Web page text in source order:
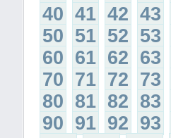
40 41 42 43
50 51 52 53
60 61 62 63
70 71 72 73
80 81 82 83
90 91 92 93